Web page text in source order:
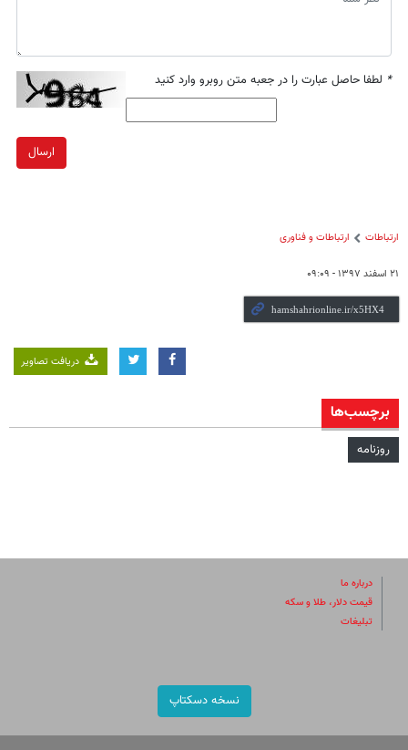
* لطفا حاصل عبارت را در جعبه متن روبرو وارد کنید
ارسال
برچسب‌ها
روزنامه
ارتباطات ارتباطات و فناوری
۲۱ اسفند ۱۳۹۷ - ۰۹:۰۹
دریافت تصاویر
درباره ما
قیمت دلار، طلا و سکه
تبلیغات
نسخه دسکتاپ